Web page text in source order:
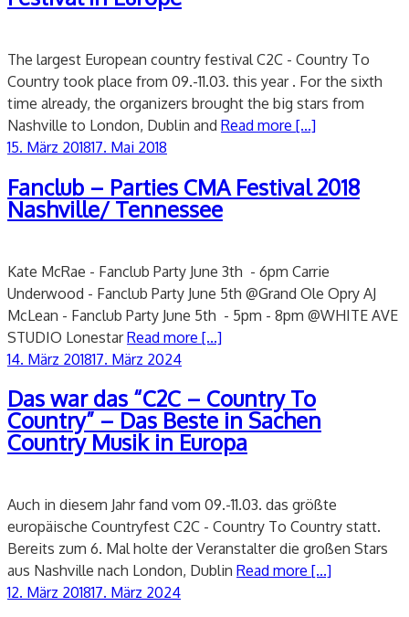
The largest European country festival C2C - Country To
Country took place from 09.-11.03. this year . For the sixth
time already, the organizers brought the big stars from
Nashville to London, Dublin and Read more [...]
Veröffentlicht
15. März 201817. Mai 2018
Fanclub – Parties CMA Festival 2018
Nashville/ Tennessee
Kate McRae - Fanclub Party June 3th - 6pm Carrie
Underwood - Fanclub Party June 5th @Grand Ole Opry AJ
McLean - Fanclub Party June 5th - 5pm - 8pm @WHITE AVE
STUDIO LonestarRead more [...]
Veröffentlicht
14. März 201817. März 2024
Das war das “C2C – Country To
Country” – Das Beste in Sachen
Country Musik in Europa
Auch in diesem Jahr fand vom 09.-11.03. das größte
europäische Countryfest C2C - Country To Country statt.
Bereits zum 6. Mal holte der Veranstalter die großen Stars
aus Nashville nach London, Dublin Read more [...]
Veröffentlicht
12. März 201817. März 2024